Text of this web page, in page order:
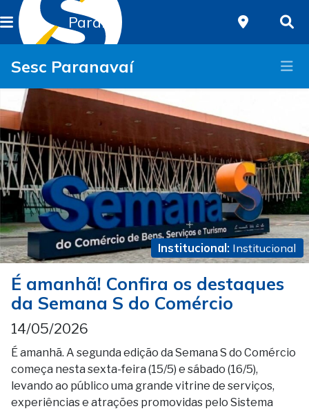
Paraná
Sesc Paranavaí
Institucional: Institucional
É amanhã! Confira os destaques
da Semana S do Comércio
14/05/2026
É amanhã. A segunda edição da Semana S do Comércio
começa nesta sexta-feira (15/5) e sábado (16/5),
levando ao público uma grande vitrine de serviços,
experiências e atrações promovidas pelo Sistema